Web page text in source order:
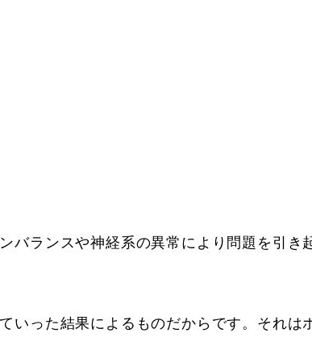
バランスや神経系の異常により問題を引き
いった結果によるものだからです。それは